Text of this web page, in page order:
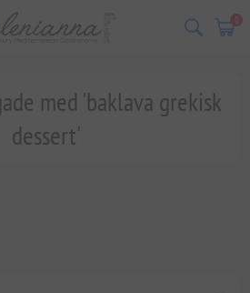
0
med 'baklava grekisk
dessert'